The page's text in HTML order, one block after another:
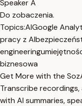
Speaker A
Do zobaczenia.
Topics:AIGoogle
pracy z AI
engineering
biznesowa
Get More with the
Transcribe
with AI summaries,